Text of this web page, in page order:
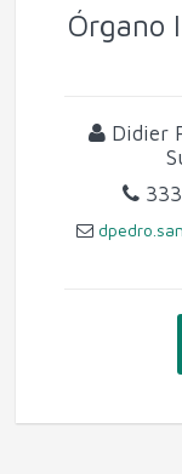
Órgano
Didier